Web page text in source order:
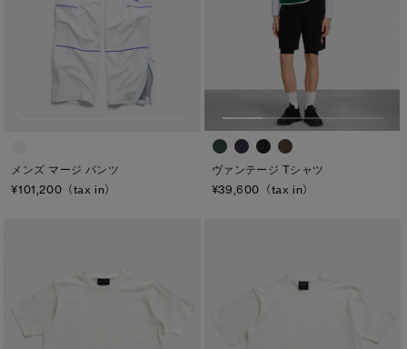
メンズ マージ パンツ
¥101,200（tax in）
ヴァンテージ Tシャツ
¥39,600（tax in）